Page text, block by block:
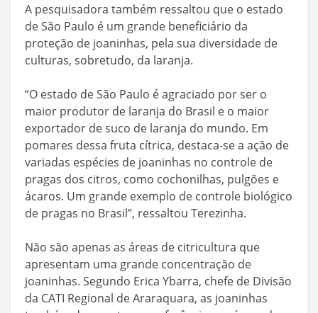
A pesquisadora também ressaltou que o estado
de São Paulo é um grande beneficiário da
proteção de joaninhas, pela sua diversidade de
culturas, sobretudo, da laranja.
“O estado de São Paulo é agraciado por ser o
maior produtor de laranja do Brasil e o maior
exportador de suco de laranja do mundo. Em
pomares dessa fruta cítrica, destaca-se a ação de
variadas espécies de joaninhas no controle de
pragas dos citros, como cochonilhas, pulgões e
ácaros. Um grande exemplo de controle biológico
de pragas no Brasil”, ressaltou Terezinha.
Não são apenas as áreas de citricultura que
apresentam uma grande concentração de
joaninhas. Segundo Erica Ybarra, chefe de Divisão
da CATI Regional de Araraquara, as joaninhas